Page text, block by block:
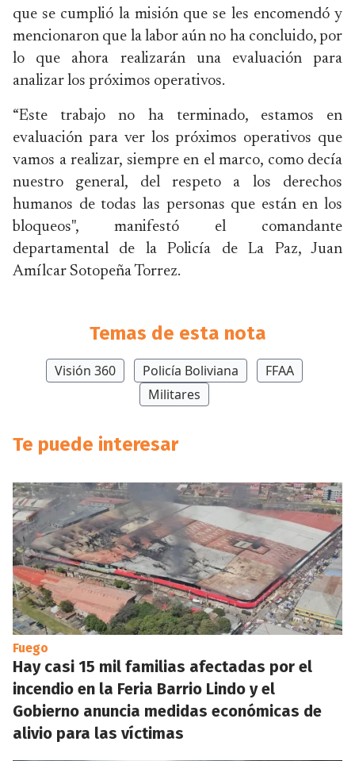
que se cumplió la misión que se les encomendó y
mencionaron que la labor aún no ha concluido, por
lo que ahora realizarán una evaluación para
analizar los próximos operativos.
“Este trabajo no ha terminado, estamos en
evaluación para ver los próximos operativos que
vamos a realizar, siempre en el marco, como decía
nuestro general, del respeto a los derechos
humanos de todas las personas que están en los
bloqueos", manifestó el comandante
departamental de la Policía de La Paz, Juan
Amílcar Sotopeña Torrez.
Temas de esta nota
Visión 360 Policía Boliviana
FFAA
Militares
Te puede interesar
Fuego
Hay casi 15 mil familias afectadas por el
incendio en la Feria Barrio Lindo y el
Gobierno anuncia medidas económicas de
alivio para las víctimas